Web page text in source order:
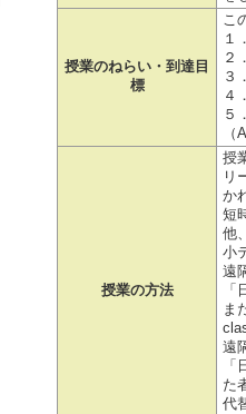
授業のねらい・到達目
標
こ
１
２
３
４
５
（
授業の方法
授
リ
か
短
他
小
遠
ま
遠
た
代